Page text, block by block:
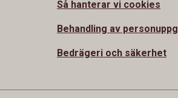
Så hanterar vi cookies
Behandling av
Bedrägeri och säkerhet